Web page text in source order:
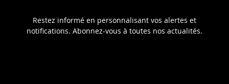
Restez informé en personnalisant vos alertes et
notifications. Abonnez-vous à toutes nos actualités.